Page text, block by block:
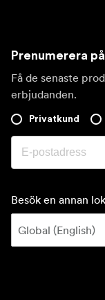
Prenumerera
Få de senaste
erbjudanden.
Privatkund
Besök en annan